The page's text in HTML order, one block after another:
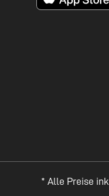
* Alle Preise